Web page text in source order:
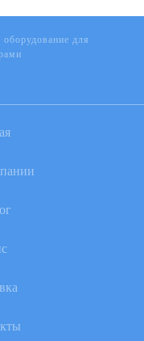
оборудование для